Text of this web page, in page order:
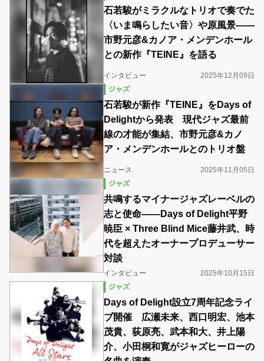
石若駿がミラクルなトリオで奏でた
〈いま鳴らしたい音〉や原風景――
市野元彦&カノア・メンデンホール
との新作『TEINE』を語る
インタビュー
2025年12月09日
ジャズ
石若駿が新作『TEINE』をDays of
Delightから発表 現代ジャズ最前
線の才能が集結、市野元彦&カノ
ア・メンデンホールとのトリオ盤
ニュース
2025年11月05日
ジャズ
共鳴するマイナージャズレーベルの
志と使命――Days of Delight平野
暁臣 × Three Blind Mice藤井武、時
代を超えたオーナープロデューサー
対談
インタビュー
2025年10月15日
ジャズ
Days of Delight設立7周年記念ライ
ブ開催 広瀬未来、西口明宏、池本
茂貴、荻原亮、武本和大、井上陽
介、小田桐和寛がジャズヒーローの